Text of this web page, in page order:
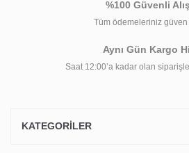
%100 Güvenli
Tüm ödemeleriniz güven
Aynı Gün Kargo
Saat 12:00’a kadar olan
KATEGORİLER